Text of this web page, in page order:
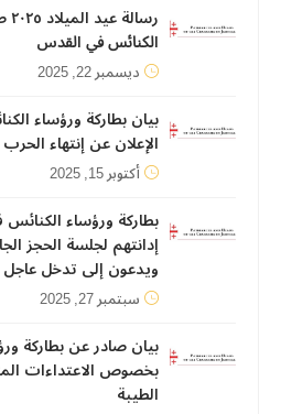
اﻟﻜﻨﺎﺋﺲ ﻓﻲ اﻟﻘﺪس
ديسمبر 22, 2025
بيان بطاركة ورؤساء
الإعلان عن إنتهاء
أكتوبر 15, 2025
بطاركة ورؤساء
إدانتهم لجلسة الحجز
ويدعون إلى تدخل عاجل
سبتمبر 27, 2025
بيان صادر عن بطاركة
بخصوص الاعتداءات
الطيبة